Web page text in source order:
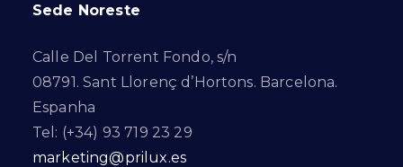
Sede Noreste
Calle Del Torrent Fondo, s/n
08791. Sant Llorenç d’Hortons. Barcelona.
Espanha
Tel: (+34) 93 719 23 29
marketing@prilux.es